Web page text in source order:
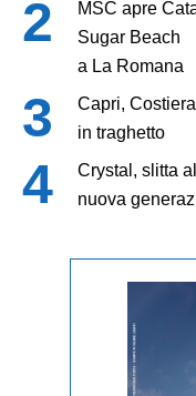
MSC apre
Sugar Beach
a La Romana
Capri,
in traghetto
Crystal, slitta
nuova